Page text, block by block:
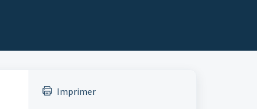
Imprimer